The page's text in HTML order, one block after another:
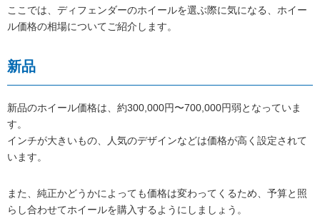
ここでは、ディフェンダーのホイールを選ぶ際に気になる、ホイー
ル価格の相場についてご紹介します。
新品
新品のホイール価格は、約300,000円〜700,000円弱となっていま
す。
インチが大きいもの、人気のデザインなどは価格が高く設定されて
います。
また、純正かどうかによっても価格は変わってくるため、予算と照
らし合わせてホイールを購入するようにしましょう。